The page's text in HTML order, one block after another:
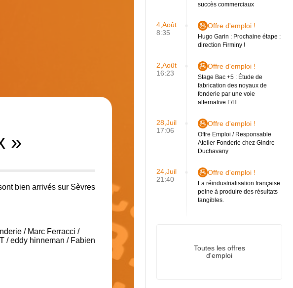
»
bien arrivés sur Sèvres
/ Marc Ferracci /
/eddy hinneman / Fabien
succès commerciaux
4,Août
8:35
Offre d'emploi !
Hugo Garin : Prochaine étape :
direction Firminy !
2,Août
16:23
Offre d'emploi !
Stage Bac +5 : Étude de
fabrication des noyaux de
fonderie par une voie
alternative F/H
28,Juil
17:06
Offre d'emploi !
Offre Emploi / Responsable
Atelier Fonderie chez Gindre
Duchavany
24,Juil
21:40
Offre d'emploi !
La réindustrialisation française
peine à produire des résultats
tangibles.
Toutes les offres
d'emploi